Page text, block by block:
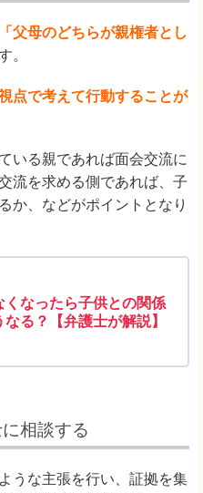
父母のどちらが親権者とし
。
点で考えて行動することが
いる親であれば面会交流に
流を求める側であれば、子
か、などがポイントとなり
くなったら子供との関係
る？【弁護士が解説】
相談する
うな主張を行い、証拠を集